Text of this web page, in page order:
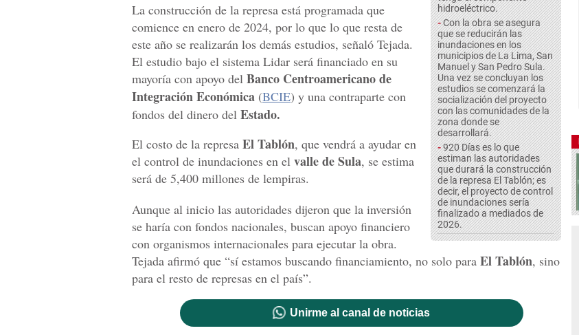
hidroeléctrico.
-Con la obra se asegura
que se reducirán las
inundaciones en los
municipios de La Lima, San
Manuel y San Pedro Sula.
Una vez se concluyan los
estudios se comenzará la
socialización del proyecto
con las comunidades de la
zona donde se
desarrollará.
-920 Días es lo que
estiman las autoridades
que durará la construcción
de la represa El Tablón; es
decir, el proyecto de control
de inundaciones sería
finalizado a mediados de
2026.
La construcción de la represa está programada que
comience en enero de 2024, por lo que lo que resta de
este año se realizarán los demás estudios, señaló Tejada.
El estudio bajo el sistema Lidar será financiado en su
mayoría con apoyo del Banco Centroamericano de
Integración Económica (BCIE) y una contraparte con
fondos del dinero del Estado.
El costo de la represa El Tablón, que vendrá a ayudar en
el control de inundaciones en el valle de Sula, se estima
será de 5,400 millones de lempiras.
Aunque al inicio las autoridades dijeron que la inversión
se haría con fondos nacionales, buscan apoyo financiero
con organismos internacionales para ejecutar la obra.
Tejada afirmó que “sí estamos buscando financiamiento, no solo para El Tablón, sino
para el resto de represas en el país”.
Unirme al canal de noticias